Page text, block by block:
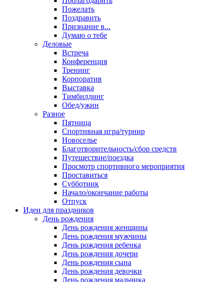
Пожелать
Поздравить
Признание в...
Думаю о тебе
Деловые
Встреча
Конференция
Тренинг
Корпоратив
Выставка
Тимбилдинг
Обед/ужин
Разное
Пятница
Спортивная игра/турнир
Новоселье
Благотворительность/сбор средств
Путешествие/поездка
Просмотр спортивного мероприятия
Проставиться
Субботник
Начало/окончание работы
Отпуск
Идеи для праздников
День рождения
День рождения женщины
День рождения мужчины
День рождения ребенка
День рождения дочери
День рождения сына
День рождения девочки
День рождения мальчика